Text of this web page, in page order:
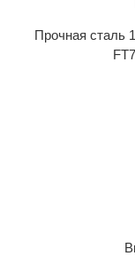
Прочная сталь